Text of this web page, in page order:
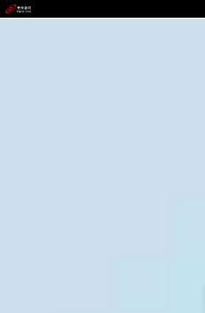
BEATS官网